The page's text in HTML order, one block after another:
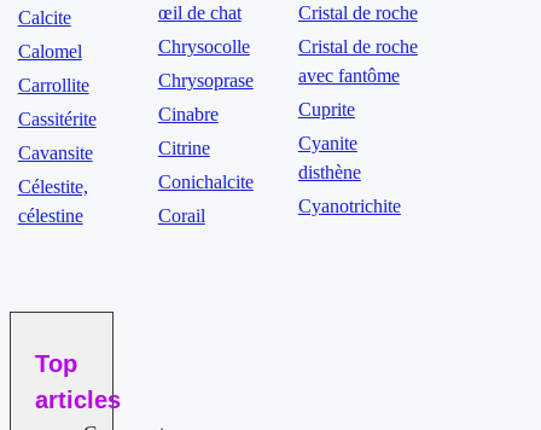
Calcite
Calomel
Carrollite
Cassitérite
Cavansite
Célestite,
célestine
œil de chat
Chrysocolle
Chrysoprase
Cinabre
Citrine
Conichalcite
Corail
Cristal de roche
Cristal de roche
avec fantôme
Cuprite
Cyanite
disthène
Cyanotrichite
Top
articles